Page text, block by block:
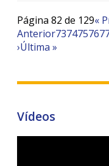
Página 82 de 129«
Anterior73747576
›Última »
Vídeos